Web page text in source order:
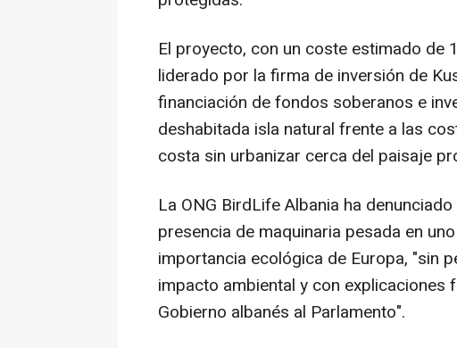
El proyecto, con un coste estimado de
liderado por la firma de inversión de
financiación de fondos soberanos e
deshabitada isla natural frente a las
costa sin urbanizar cerca del paisaje
La ONG BirdLife Albania ha
presencia de maquinaria pesada en
importancia ecológica de Europa, "sin
impacto ambiental y con
Gobierno albanés al Parlamento".